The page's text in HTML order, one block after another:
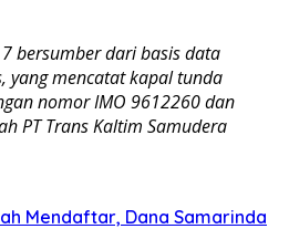
bersumber dari basis data
yang mencatat kapal tunda
nomor IMO 9612260 dan
PT Trans Kaltim Samudera
Mendaftar, Dana Samarinda